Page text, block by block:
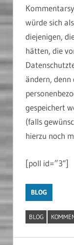
würde sich
diejenigen,
hätten, die
ändern, denn
gespeichert
(falls
hierzu noch
[poll id=”3″]
BLOG
BLOG